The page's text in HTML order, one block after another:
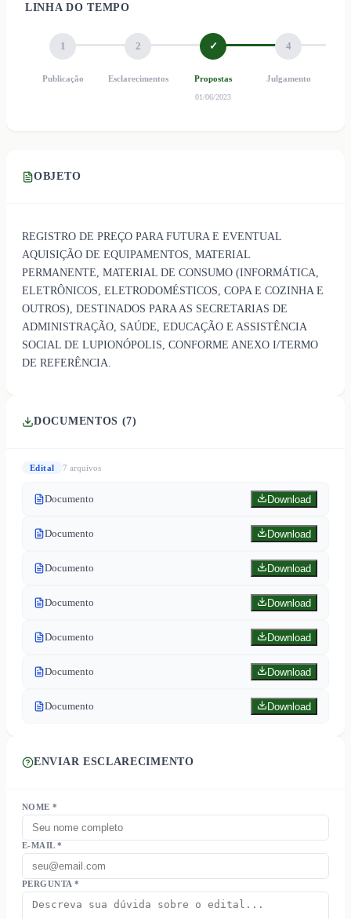
LINHA DO TEMPO
1
Publicação
2
Esclarecimentos
✓
Propostas
01/06/2023
4
Julgamento
OBJETO
REGISTRO DE PREÇO PARA FUTURA E EVENTUAL
AQUISIÇÃO DE EQUIPAMENTOS, MATERIAL
PERMANENTE, MATERIAL DE CONSUMO (INFORMÁTICA,
ELETRÔNICOS, ELETRODOMÉSTICOS, COPA E COZINHA E
OUTROS), DESTINADOS PARA AS SECRETARIAS DE
ADMINISTRAÇÃO, SAÚDE, EDUCAÇÃO E ASSISTÊNCIA
SOCIAL DE LUPIONÓPOLIS, CONFORME ANEXO I/TERMO
DE REFERÊNCIA.
DOCUMENTOS (7)
Edital 7 arquivos
Documento Download
Documento Download
Documento Download
Documento Download
Documento Download
Documento Download
Documento Download
ENVIAR ESCLARECIMENTO
NOME *
E-MAIL *
PERGUNTA *